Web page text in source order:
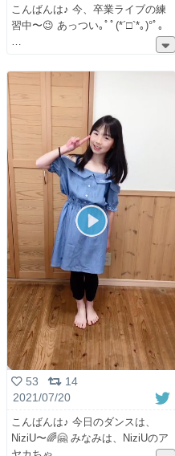
こんばんは♪ 今、卒業ライブの練
習中〜😉 あっつい｡ﾟﾟ(*´□︎`*｡)°ﾟ｡
53
14
2021/07/20
こんばんは♪ 今日のダンスは、
NiziU〜🌈🤗 みなみは、NiziUのア